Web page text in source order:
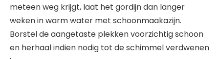
meteen weg krijgt, laat het gordijn dan langer
weken in warm water met schoonmaakazijn.
Borstel de aangetaste plekken voorzichtig schoon
en herhaal indien nodig tot de schimmel verdwenen